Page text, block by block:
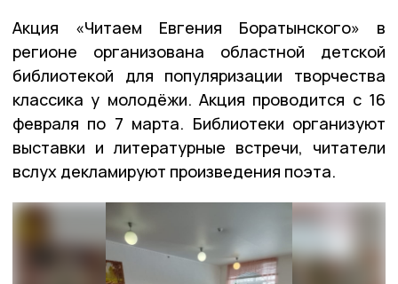
Акция «Читаем Евгения Боратынского» в
регионе организована областной детской
библиотекой для популяризации творчества
классика у молодёжи. Акция проводится с 16
февраля по 7 марта. Библиотеки организуют
выставки и литературные встречи, читатели
вслух декламируют произведения поэта.